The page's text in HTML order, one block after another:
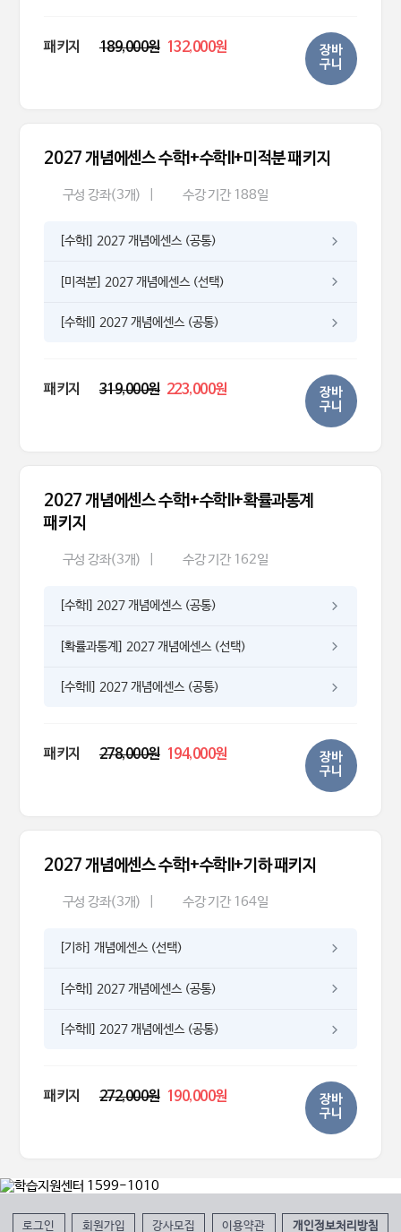
패키지 189,000원 132,000원
장바
구니
2027 개념에센스 수학I+수학II+미적분 패키지
구성 강좌(3개) 수강 기간 188일
[수학l] 2027 개념에센스 (공통)
[미적분] 2027 개념에센스 (선택)
[수학ll] 2027 개념에센스 (공통)
패키지 319,000원 223,000원
장바
구니
2027 개념에센스 수학I+수학II+확률과통계
패키지
구성 강좌(3개) 수강 기간 162일
[수학l] 2027 개념에센스 (공통)
[확률과통계] 2027 개념에센스 (선택)
[수학ll] 2027 개념에센스 (공통)
패키지 278,000원 194,000원
장바
구니
2027 개념에센스 수학I+수학II+기하 패키지
구성 강좌(3개) 수강 기간 164일
[기하] 개념에센스 (선택)
[수학l] 2027 개념에센스 (공통)
[수학ll] 2027 개념에센스 (공통)
패키지 272,000원 190,000원
장바
구니
로그인 회원가입 강사모집 이용약관 개인정보처리방침